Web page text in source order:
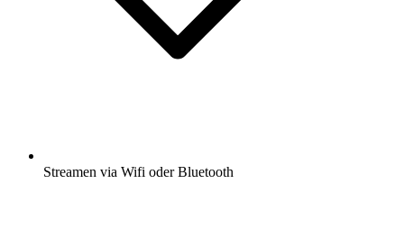
Streamen via Wifi oder Bluetooth